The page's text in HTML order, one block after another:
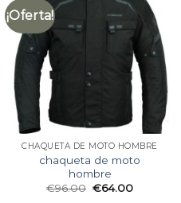
¡Oferta!
CHAQUETA DE MOTO HOMBRE
chaqueta de moto
hombre
€96.00 €64.00